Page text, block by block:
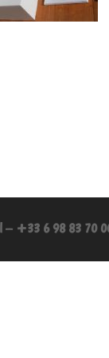
– +33 6 98 83 70